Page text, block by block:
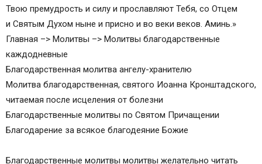
Твою премудрость и силу и прославляют Тебя, со Отцем
и Святым Духом ныне и присно и во веки веков. Аминь.»
Главная –> Молитвы –> Молитвы благодарственные
каждодневные
Благодарственная молитва ангелу-хранителю
Молитва благодарственная, святого Иоанна Кронштадского,
читаемая после исцеления от болезни
Благодарственные молитвы по Святом Причащении
Благодарение за всякое благодеяние Божие
Благодарственные молитвы молитвы желательно читать